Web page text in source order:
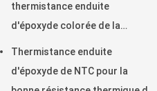
thermistance enduite
d'époxyde colorée de la
Thermistance enduite
d'époxyde de NTC pour la